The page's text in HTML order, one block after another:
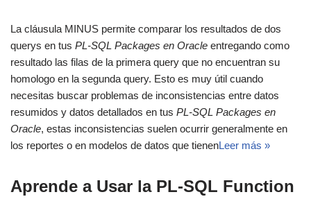
La cláusula MINUS permite comparar los resultados de dos
querys en tus PL-SQL Packages en Oracle entregando como
resultado las filas de la primera query que no encuentran su
homologo en la segunda query. Esto es muy útil cuando
necesitas buscar problemas de inconsistencias entre datos
resumidos y datos detallados en tus PL-SQL Packages en
Oracle, estas inconsistencias suelen ocurrir generalmente en
los reportes o en modelos de datos que tienenLeer más »
Aprende a Usar la PL-SQL Function